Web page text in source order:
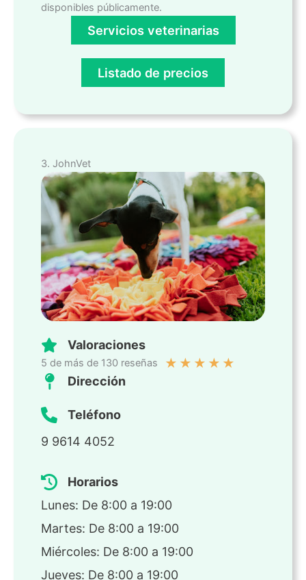
disponibles públicamente.
Servicios veterinarias
Listado de precios
3. JohnVet
Valoraciones
5 de más de 130 reseñas ★ ★ ★ ★ ★
Dirección
Teléfono
9 9614 4052
Horarios
Lunes: De 8:00 a 19:00
Martes: De 8:00 a 19:00
Miércoles: De 8:00 a 19:00
Jueves: De 8:00 a 19:00